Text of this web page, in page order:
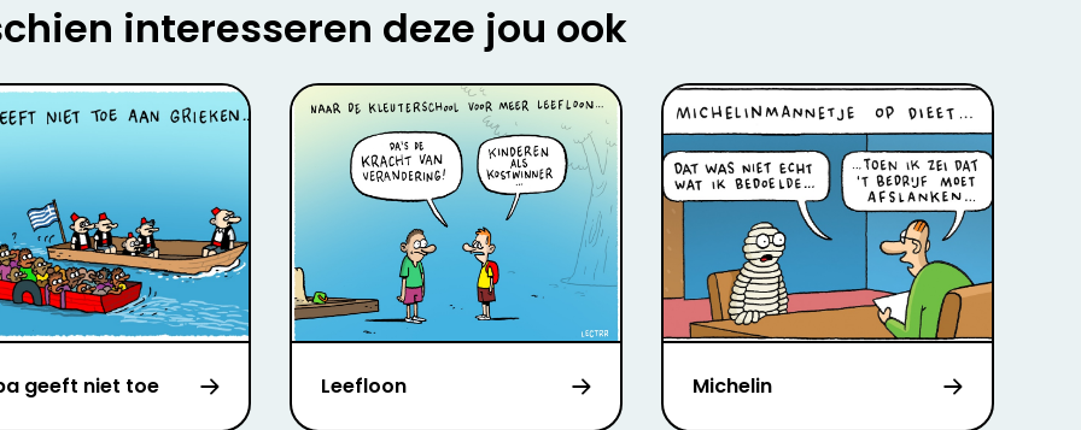
interesseren deze jou ook
geeft niet toe Leefloon Michelin